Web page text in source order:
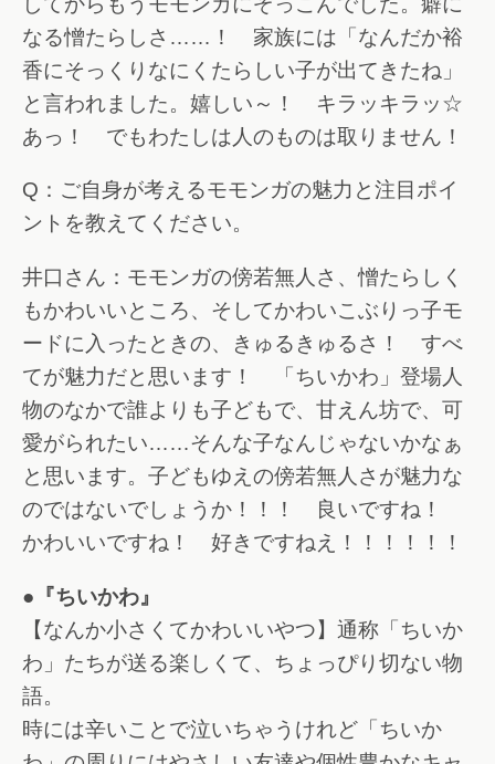
なる憎たらしさ……！ 家族には「なんだか裕
香にそっくりなにくたらしい子が出てきたね」
と言われました。嬉しい～！ キラッキラッ☆
あっ！ でもわたしは人のものは取りません！
Q：ご自身が考えるモモンガの魅力と注目ポイ
ントを教えてください。
井口さん：モモンガの傍若無人さ、憎たらしく
もかわいいところ、そしてかわいこぶりっ子モ
ードに入ったときの、きゅるきゅるさ！ すべ
てが魅力だと思います！ 「ちいかわ」登場人
物のなかで誰よりも子どもで、甘えん坊で、可
愛がられたい……そんな子なんじゃないかなぁ
と思います。子どもゆえの傍若無人さが魅力な
のではないでしょうか！！！ 良いですね！
かわいいですね！ 好きですねえ！！！！！！
●『ちいかわ』
【なんか小さくてかわいいやつ】通称「ちいか
わ」たちが送る楽しくて、ちょっぴり切ない物
語。
時には辛いことで泣いちゃうけれど「ちいか